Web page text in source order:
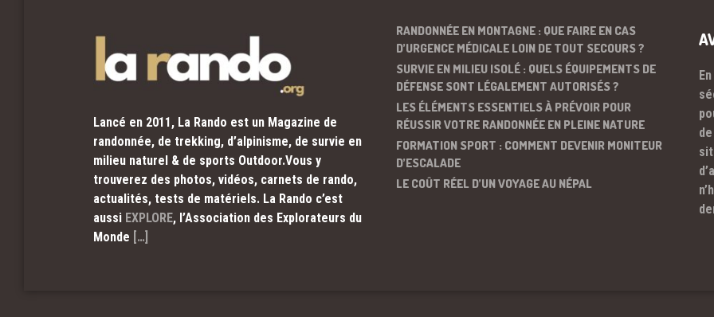
Lancé en 2011, La Rando est un Magazine de
randonnée, de trekking, d’alpinisme, de survie en
milieu naturel & de sports Outdoor.Vous y
trouverez des photos, vidéos, carnets de rando,
actualités, tests de matériels. La Rando c’est
aussi EXPLORE, l’Association des Explorateurs du
Monde […]
RANDONNÉE EN MONTAGNE : QUE FAIRE EN CAS
D’URGENCE MÉDICALE LOIN DE TOUT SECOURS ?
SURVIE EN MILIEU ISOLÉ : QUELS ÉQUIPEMENTS DE
DÉFENSE SONT LÉGALEMENT AUTORISÉS ?
LES ÉLÉMENTS ESSENTIELS À PRÉVOIR POUR
RÉUSSIR VOTRE RANDONNÉE EN PLEINE NATURE
FORMATION SPORT : COMMENT DEVENIR MONITEUR
D’ESCALADE
LE COÛT RÉEL D’UN VOYAGE AU NÉPAL